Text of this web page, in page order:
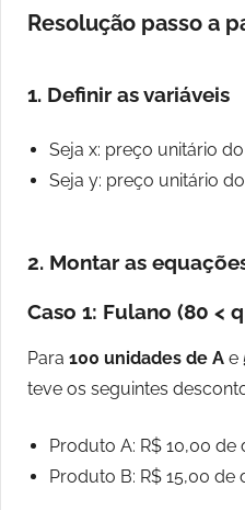
Resolução passo a
1. Definir as variáveis
Seja x: preço unitário
Seja y: preço unitário
2. Montar as
Caso 1: Fulano (80 <
Para 100 unidades de A e
teve os seguintes
Produto A: R$ 10,00
Produto B: R$ 15,00